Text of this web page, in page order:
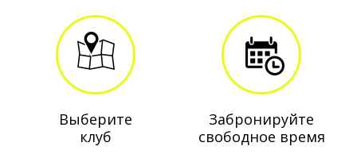
Выберите
клуб
Забронируйте
свободное время